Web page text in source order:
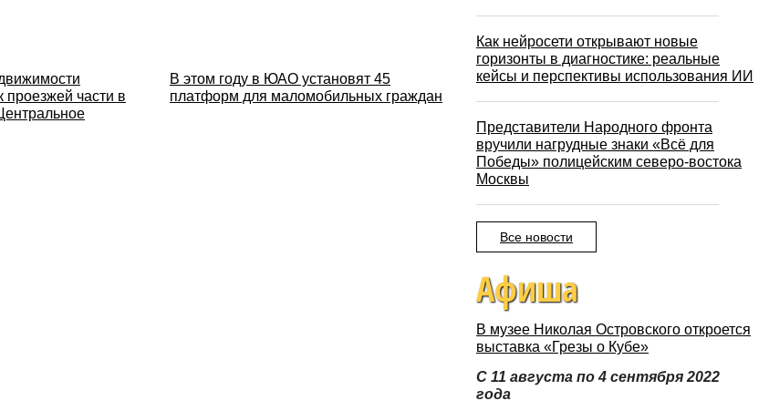
проезжей части в
В этом году в ЮАО установят 45
платформ для маломобильных граждан
Как нейросети открывают новые
горизонты в диагностике: реальные
кейсы и перспективы использования ИИ
Представители Народного фронта
вручили нагрудные знаки «Всё для
Победы» полицейским северо-востока
Москвы
Все новости
Афиша
В музее Николая Островского откроется
выставка «Грезы о Кубе»
С 11 августа по 4 сентября 2022
года